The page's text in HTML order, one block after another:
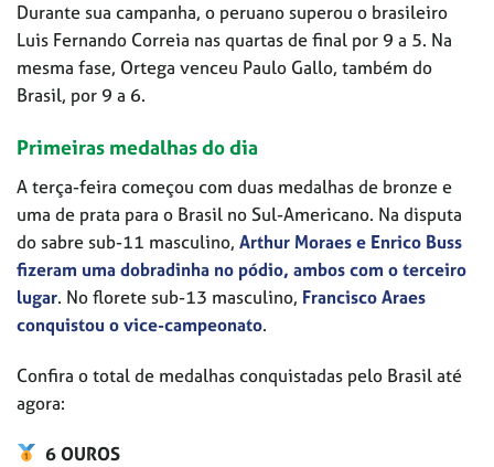
Durante sua campanha, o peruano superou o brasileiro
Luis Fernando Correia nas quartas de final por 9 a 5. Na
mesma fase, Ortega venceu Paulo Gallo, também do
Brasil, por 9 a 6.
Primeiras medalhas do dia
A terça-feira começou com duas medalhas de bronze e
uma de prata para o Brasil no Sul-Americano. Na disputa
do sabre sub-11 masculino, Arthur Moraes e Enrico Buss
fizeram uma dobradinha no pódio, ambos com o terceiro
lugar. No florete sub-13 masculino, Francisco Araes
conquistou o vice-campeonato.
Confira o total de medalhas conquistadas pelo Brasil até
agora:
6 OUROS